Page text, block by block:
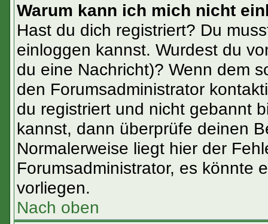
Warum kann ich mich nicht
Hast du dich registriert? Du
einloggen kannst. Wurdest du
du eine Nachricht)? Wenn dem
den Forumsadministrator
du registriert und nicht gebannt
kannst, dann überprüfe deinen
Normalerweise liegt hier der
Forumsadministrator, es könnte
vorliegen.
Nach oben